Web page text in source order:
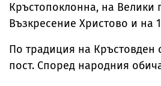
Кръстопоклонна, на Велики
Възкресение Христово и на 1
По традиция на Кръстовден
пост. Според народния